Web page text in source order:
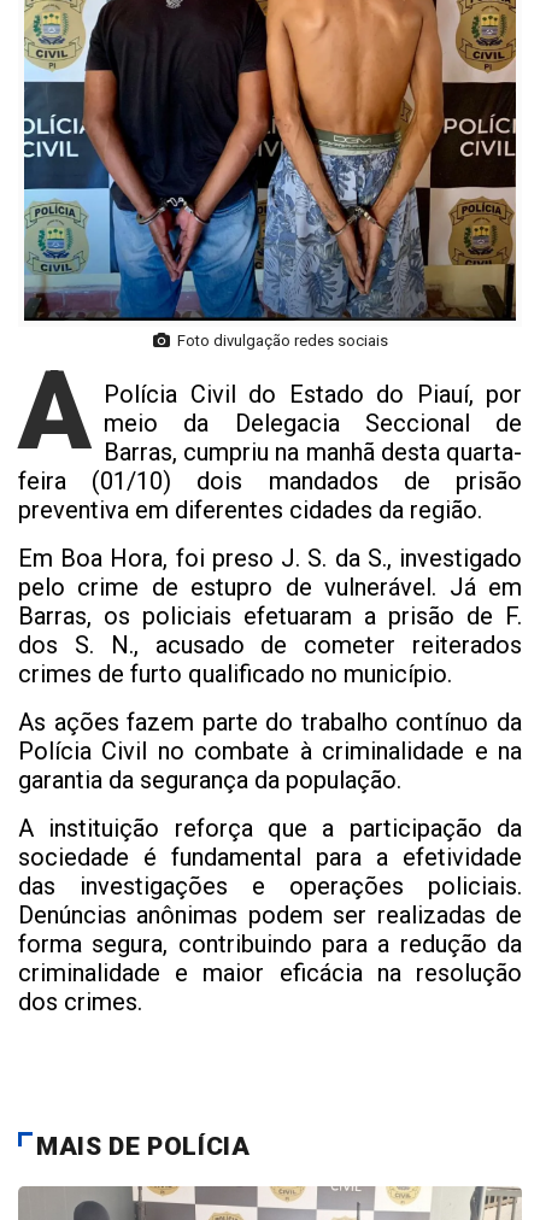
Foto divulgação redes sociais
A Polícia Civil do Estado do Piauí, por
meio da Delegacia Seccional de
Barras, cumpriu na manhã desta quarta-
feira (01/10) dois mandados de prisão
preventiva em diferentes cidades da região.
Em Boa Hora, foi preso J. S. da S., investigado
pelo crime de estupro de vulnerável. Já em
Barras, os policiais efetuaram a prisão de F.
dos S. N., acusado de cometer reiterados
crimes de furto qualificado no município.
As ações fazem parte do trabalho contínuo da
Polícia Civil no combate à criminalidade e na
garantia da segurança da população.
A instituição reforça que a participação da
sociedade é fundamental para a efetividade
das investigações e operações policiais.
Denúncias anônimas podem ser realizadas de
forma segura, contribuindo para a redução da
criminalidade e maior eficácia na resolução
dos crimes.
MAIS DE POLÍCIA